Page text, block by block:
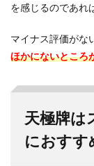
を感じるのであれ
マイナス評価がな
ほかにないところ
天極牌は
におすす